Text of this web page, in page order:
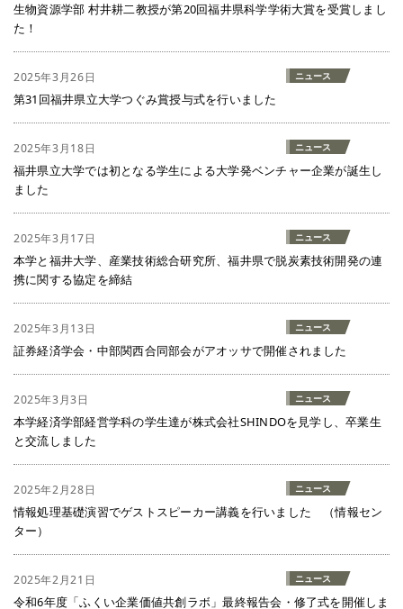
生物資源学部 村井耕二教授が第20回福井県科学学術大賞を受賞しまし
た！
2025年3月26日 ニュース
第31回福井県立大学つぐみ賞授与式を行いました
2025年3月18日 ニュース
福井県立大学では初となる学生による大学発ベンチャー企業が誕生し
ました
2025年3月17日 ニュース
本学と福井大学、産業技術総合研究所、福井県で脱炭素技術開発の連
携に関する協定を締結
2025年3月13日 ニュース
証券経済学会・中部関西合同部会がアオッサで開催されました
2025年3月3日 ニュース
本学経済学部経営学科の学生達が株式会社SHINDOを見学し、卒業生
と交流しました
2025年2月28日 ニュース
情報処理基礎演習でゲストスピーカー講義を行いました （情報セン
ター）
2025年2月21日 ニュース
令和6年度「ふくい企業価値共創ラボ」最終報告会・修了式を開催しま